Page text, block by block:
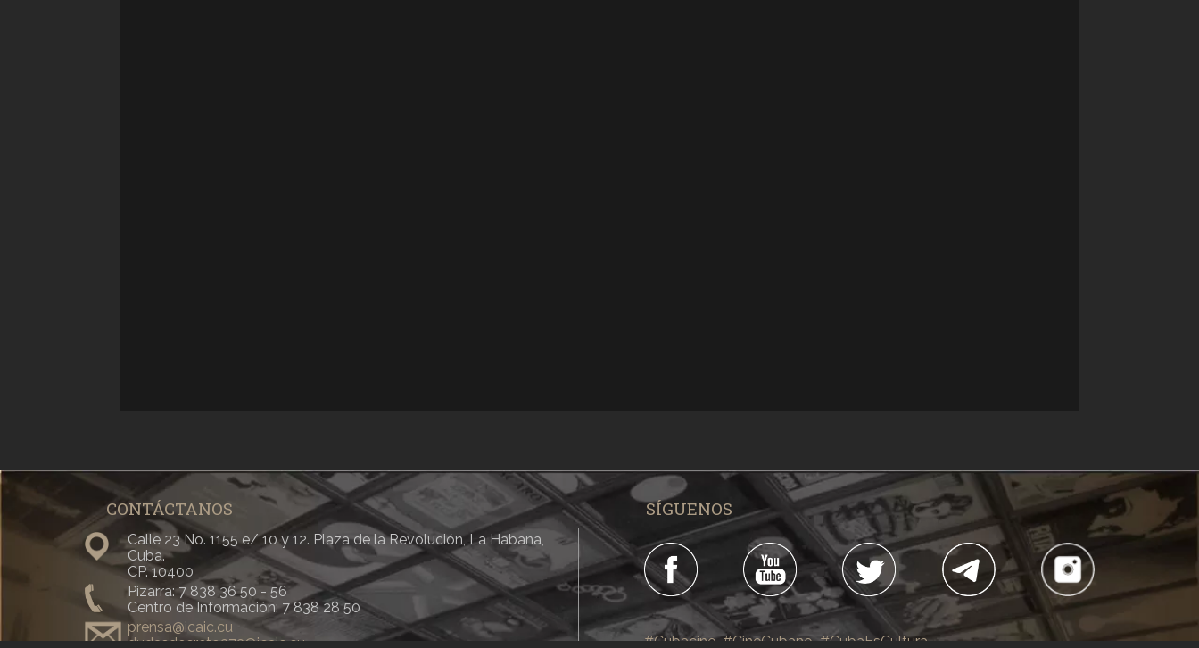
CONTÁCTANOS
Calle 23 No. 1155 e/ 10 y 12. Plaza de la Revolución, La Habana,
Cuba.
CP. 10400
Pizarra: 7 838 36 50 - 56
Centro de Información: 7 838 28 50
prensa@icaic.cu
dudasdecreto373@icaic.cu
SÍGUENOS
#Cubacine #CineCubano #CubaEsCultura